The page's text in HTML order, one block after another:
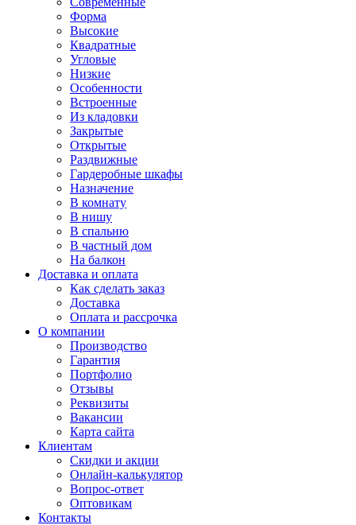
Форма
Высокие
Квадратные
Угловые
Низкие
Особенности
Встроенные
Из кладовки
Закрытые
Открытые
Раздвижные
Гардеробные шкафы
Назначение
В комнату
В нишу
В спальню
В частный дом
На балкон
Доставка и оплата
Как сделать заказ
Доставка
Оплата и рассрочка
О компании
Производство
Гарантия
Портфолио
Отзывы
Реквизиты
Вакансии
Карта сайта
Клиентам
Скидки и акции
Онлайн-калькулятор
Вопрос-ответ
Оптовикам
Контакты